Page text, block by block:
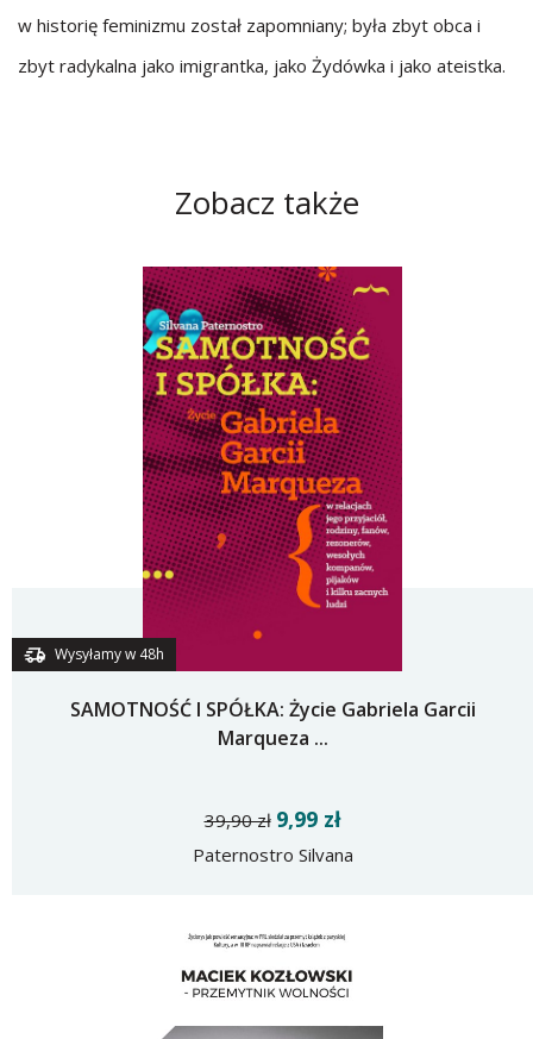
w historię feminizmu został zapomniany; była zbyt obca i
zbyt radykalna jako imigrantka, jako Żydówka i jako ateistka.
Zobacz także
Wysyłamy w 48h
SAMOTNOŚĆ I SPÓŁKA: Życie Gabriela Garcii
Marqueza ...
39,90 zł 9,99 zł
Paternostro Silvana